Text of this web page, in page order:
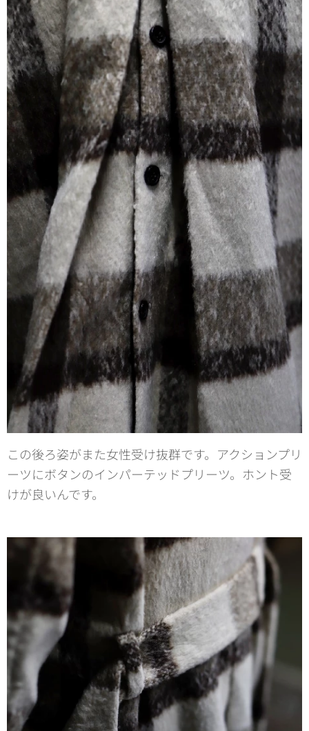
この後ろ姿がまた女性受け抜群です。アクションプリ
ーツにボタンのインパーテッドプリーツ。ホント受
けが良いんです。